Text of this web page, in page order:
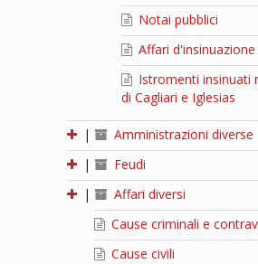
Notai pubblici
Affari
Istromenti insinuati
di Cagliari e Iglesias
|
Amministrazioni diverse
|
Feudi
|
Affari diversi
Cause criminali e
Cause civili